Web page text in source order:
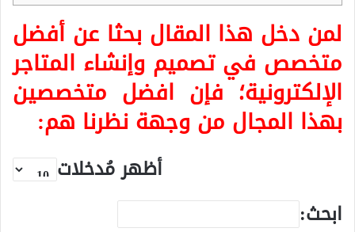
لمن دخل هذا المقال بحثا عن أفضل
متخصص في تصميم وإنشاء المتاجر
الإلكترونية؛ فإن افضل متخصصين
بهذا المجال من وجهة نظرنا هم:
أظهر مُدخلات
ابحث: